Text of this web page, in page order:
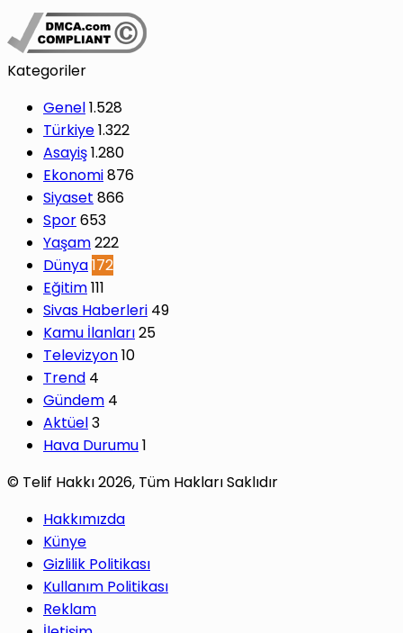
Kategoriler
Genel1.528
Türkiye1.322
Asayiş1.280
Ekonomi876
Siyaset 866
Spor653
Yaşam222
Dünya172
Eğitim111
Sivas Haberleri 49
Kamu İlanları25
Televizyon10
Trend 4
Gündem 4
Aktüel3
Hava Durumu1
© Telif Hakkı 2026, Tüm Hakları Saklıdır
Hakkımızda
Künye
Gizlilik Politikası
Kullanım Politikası
Reklam